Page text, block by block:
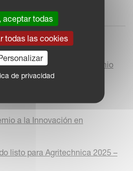
prototipo a la producción
B Variomat gana el premio
en LAMMA 2026
en Agritechnica 2025
a la Innovación en
listo para Agritechnica 2025 –
aceptar todas
todas las cookies
de privacidad